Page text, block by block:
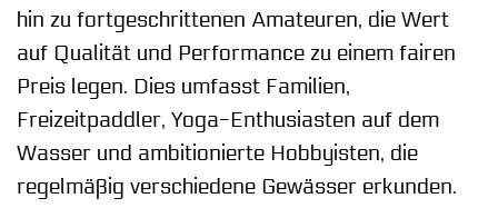
hin zu fortgeschrittenen Amateuren, die Wert
auf Qualität und Performance zu einem fairen
Preis legen. Dies umfasst Familien,
Freizeitpaddler, Yoga-Enthusiasten auf dem
Wasser und ambitionierte Hobbyisten, die
regelmäßig verschiedene Gewässer erkunden.